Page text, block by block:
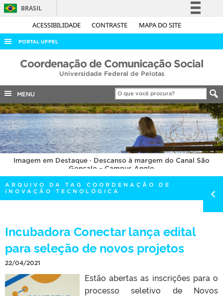
ACESSIBILIDADE CONTRASTE MAPA DO SITE
BRASIL
Simplifique!
Acesso à informação
Legislação
Canais
PORTAL UFPEL
ACESSO À INFORMAÇÃO
COBALTO
CONCURSOS
EDITAIS
INTERNACIONAL
OUVIDORIA
PORTARIAS
TELEFONES
Coordenação de Comunicação Social
Universidade Federal de Pelotas
MENU
Imagem em Destaque · Descanso à margem do Canal São
Gonçalo – Campus Anglo
ARQUIVO DA TAG COORDENAÇÃO DE
INOVAÇÃO TECNOLÓGICA
Incubadora Conectar lança edital
para seleção de novos projetos
22/04/2021
Estão abertas as inscrições para o
processo seletivo de Novos